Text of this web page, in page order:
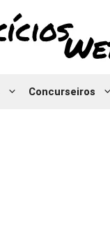
Concurseiros